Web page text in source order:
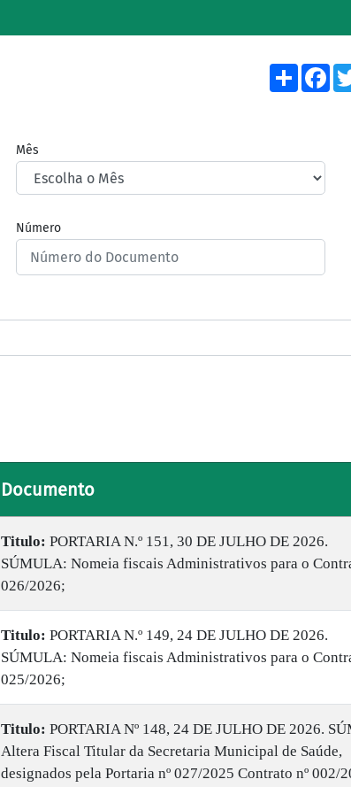
Share
Mês
Número
Documento
Titulo: PORTARIA N.º 151, 30 DE JULHO DE 2026.
SÚMULA: Nomeia fiscais Administrativos para o
026/2026;
Titulo: PORTARIA N.º 149, 24 DE JULHO DE 2026.
SÚMULA: Nomeia fiscais Administrativos para o
025/2026;
Titulo: PORTARIA Nº 148, 24 DE JULHO DE 2026.
Altera Fiscal Titular da Secretaria Municipal de Saúde,
designados pela Portaria nº 027/2025 Contrato nº 002/